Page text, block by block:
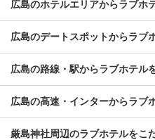
広島のホテルエリアからラブホ
広島のデートスポットからラブ
広島の路線・駅からラブホテル
広島の高速・インターからラブ
厳島神社周辺のラブホテルをこ